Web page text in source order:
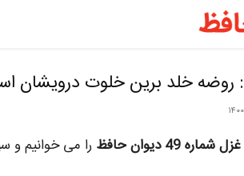
حافظ
غزل شماره 49 دیوان حافظ را می خوانیم و